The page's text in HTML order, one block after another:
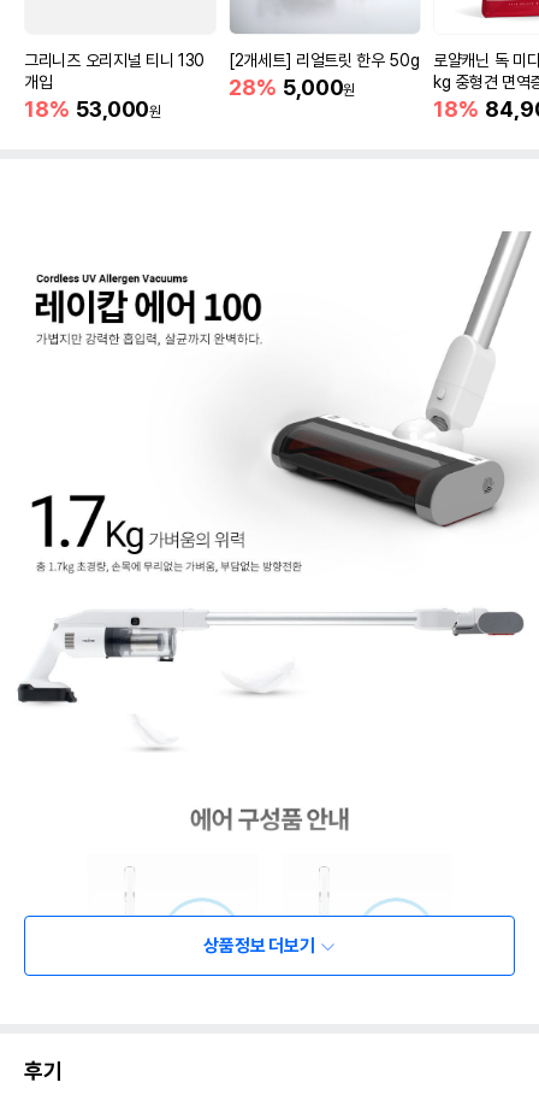
그리니즈 오리지널 티니 130
개입
18% 53,000원
[2개세트] 리얼트릿 한우 50g
28% 5,000원
로얄캐닌 독 미
kg 중형견 면역
18%
상품정보 더보기
후기